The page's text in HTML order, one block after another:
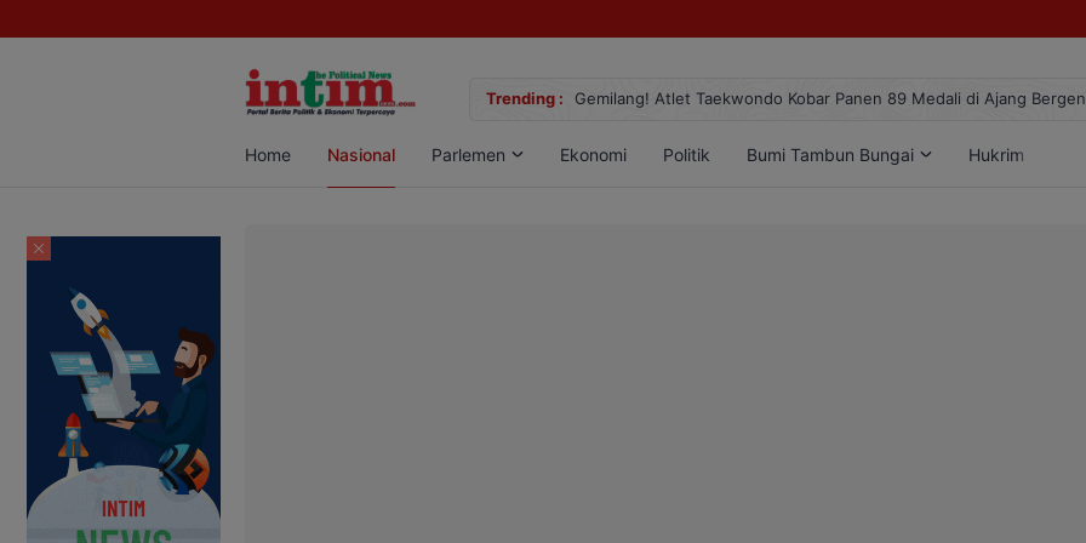
Trending :
Sabu di Pangkalan Bun, Dua Pelaku Diamankan Gemilang! Atlet Taekwondo Kobar Panen 89 Medali di Ajang
Home Nasional Parlemen Ekonomi Politik Bumi Tambun Bungai Hukrim